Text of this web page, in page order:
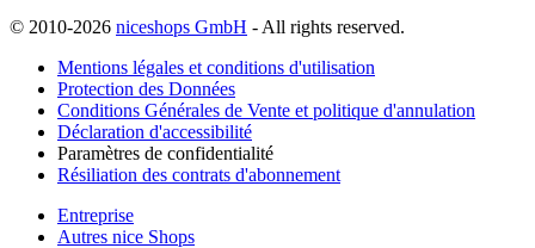
© 2010-2026 niceshops GmbH - All rights reserved.
Mentions légales et conditions d'utilisation
Protection des Données
Conditions Générales de Vente et politique d'annulation
Déclaration d'accessibilité
Paramètres de confidentialité
Résiliation des contrats d'abonnement
Entreprise
Autres nice Shops